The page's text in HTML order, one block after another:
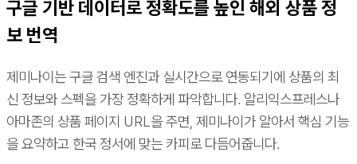
구글 기반 데이터로 정확도를 높인 해외 상품 정
보 번역
제미나이는 구글 검색 엔진과 실시간으로 연동되기에 상품의 최
신 정보와 스펙을 가장 정확하게 파악합니다. 알리익스프레스나
아마존의 상품 페이지 URL을 주면, 제미나이가 알아서 핵심 기능
을 요약하고 한국 정서에 맞는 카피로 다듬어줍니다.